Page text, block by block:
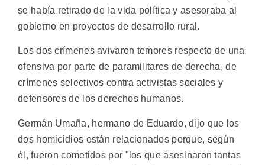
se había retirado de la vida política y asesoraba al
gobierno en proyectos de desarrollo rural.
Los dos crímenes avivaron temores respecto de una
ofensiva por parte de paramilitares de derecha, de
crímenes selectivos contra activistas sociales y
defensores de los derechos humanos.
Germán Umaña, hermano de Eduardo, dijo que los
dos homicidios están relacionados porque, según
él, fueron cometidos por "los que asesinaron tantas